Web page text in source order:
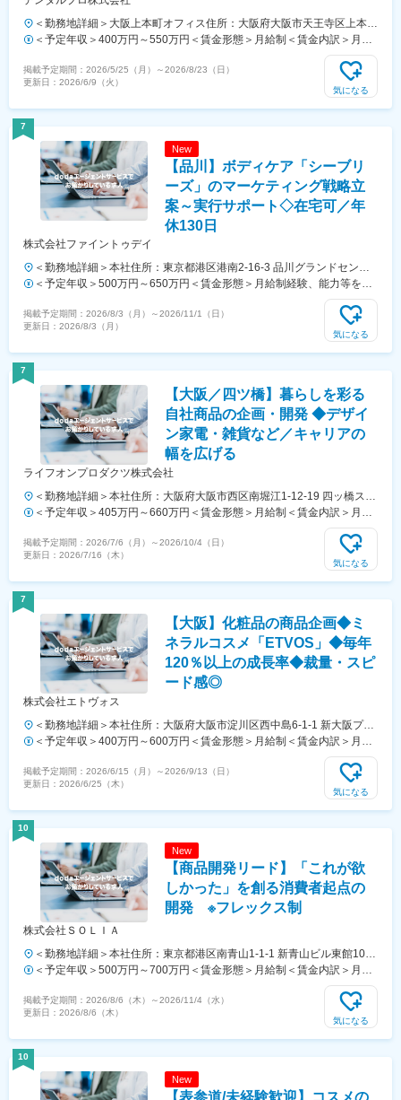
＜勤務地詳細＞大阪上本町オフィス住所：大阪府大阪市天王寺区上本町
6-6-26上六光陽ビル5階 受動喫煙対策：屋内全面禁煙変更の範囲：会社
＜予定年収＞400万円～550万円＜賃金形態＞月給制＜賃金内訳＞月額
（基本給）：270,000円～370,000円＜月給＞270,000円～370,000円＜
昇給有無＞有＜残業手当＞有＜給与補足＞※年齢・能力・経験を考慮の
上、決定します。■昇給：年1回（4月）■賞与：年2回（7、12月※昨年
掲載予定期間： 2026/5/25（月） ～2026/8/23（日）
更新日： 2026/6/9（火）
気になる
7
New
【品川】ボディケア「シーブリ
ーズ」のマーケティング戦略立
案～実行サポート◇在宅可／年
休130日
株式会社ファイントゥデイ
＜勤務地詳細＞本社住所：東京都港区港南2-16-3 品川グランドセント
ラルタワー18F受動喫煙対策：屋内全面禁煙変更の範囲：会社の定める
＜予定年収＞500万円～650万円＜賃金形態＞月給制経験、能力等を考
慮し、規定により優遇いたします。＜賃金内訳＞月額（基本給）：
277,000円～361,000円＜月給＞277,000円～361,000円＜昇給有無＞有
＜残業手当＞有＜給与補足＞賞与含む、残業代別途支給賃金はあくまで
掲載予定期間： 2026/8/3（月） ～2026/11/1（日）
更新日： 2026/8/3（月）
気になる
7
【大阪／四ツ橋】暮らしを彩る
自社商品の企画・開発 ◆デザイ
ン家電・雑貨など／キャリアの
幅を広げる
ライフオンプロダクツ株式会社
＜勤務地詳細＞本社住所：大阪府大阪市西区南堀江1-12-19 四ッ橋スタ
ービル2F勤務地最寄駅：地下鉄四つ橋線／四ツ橋駅受動喫煙対策：屋
＜予定年収＞405万円～660万円＜賃金形態＞月給制＜賃金内訳＞月額
（基本給）：270,000円～440,000円＜月給＞270,000円～440,000円＜
昇給有無＞有＜残業手当＞有＜給与補足＞※経験・スキルによって最終
的に給与を決定いたします※中途入社初年度の夏季（冬季）賞与につい
があります。月給(月額)は固定手当を含めた表記です。
掲載予定期間： 2026/7/6（月） ～2026/10/4（日）
更新日： 2026/7/16（木）
気になる
7
【大阪】化粧品の商品企画◆ミ
ネラルコスメ「ETVOS」◆毎年
120％以上の成長率◆裁量・スピ
ード感◎
株式会社エトヴォス
＜勤務地詳細＞本社住所：大阪府大阪市淀川区西中島6-1-1 新大阪プラ
イムタワー12F勤務地最寄駅：大阪市営地下鉄線／西中島南方駅受動喫
＜予定年収＞400万円～600万円＜賃金形態＞月給制＜賃金内訳＞月額
（基本給）：260,000円～375,000円＜月給＞260,000円～375,000円＜
昇給有無＞有＜残業手当＞有＜給与補足＞上記は月20時間の残業を想
定した金額です、ご経験や前職給与を考慮して決定いたします。・残業
は固定手当を含めた表記です。
掲載予定期間： 2026/6/15（月） ～2026/9/13（日）
更新日： 2026/6/25（木）
気になる
10
New
【商品開発リード】「これが欲
しかった」を創る消費者起点の
開発 ※フレックス制
株式会社ＳＯＬＩＡ
＜勤務地詳細＞本社住所：東京都港区南青山1-1-1 新青山ビル東館10F
勤務地最寄駅：地下鉄線／青山一丁目駅受動喫煙対策：屋内全面禁煙変
＜予定年収＞500万円～700万円＜賃金形態＞月給制＜賃金内訳＞月額
（基本給）：266,550円～450,000円固定残業手当/月：73,450円～
120,000円（固定残業時間35時間0分/月）超過した時間外労働の残業手
当は追加支給＜月給＞340,000円～570,000円（一律手当を含む）＜昇
す。月給(月額)は固定手当を含めた表記です。
掲載予定期間： 2026/8/6（木） ～2026/11/4（水）
更新日： 2026/8/6（木）
気になる
10
New
【表参道/未経験歓迎】コスメの